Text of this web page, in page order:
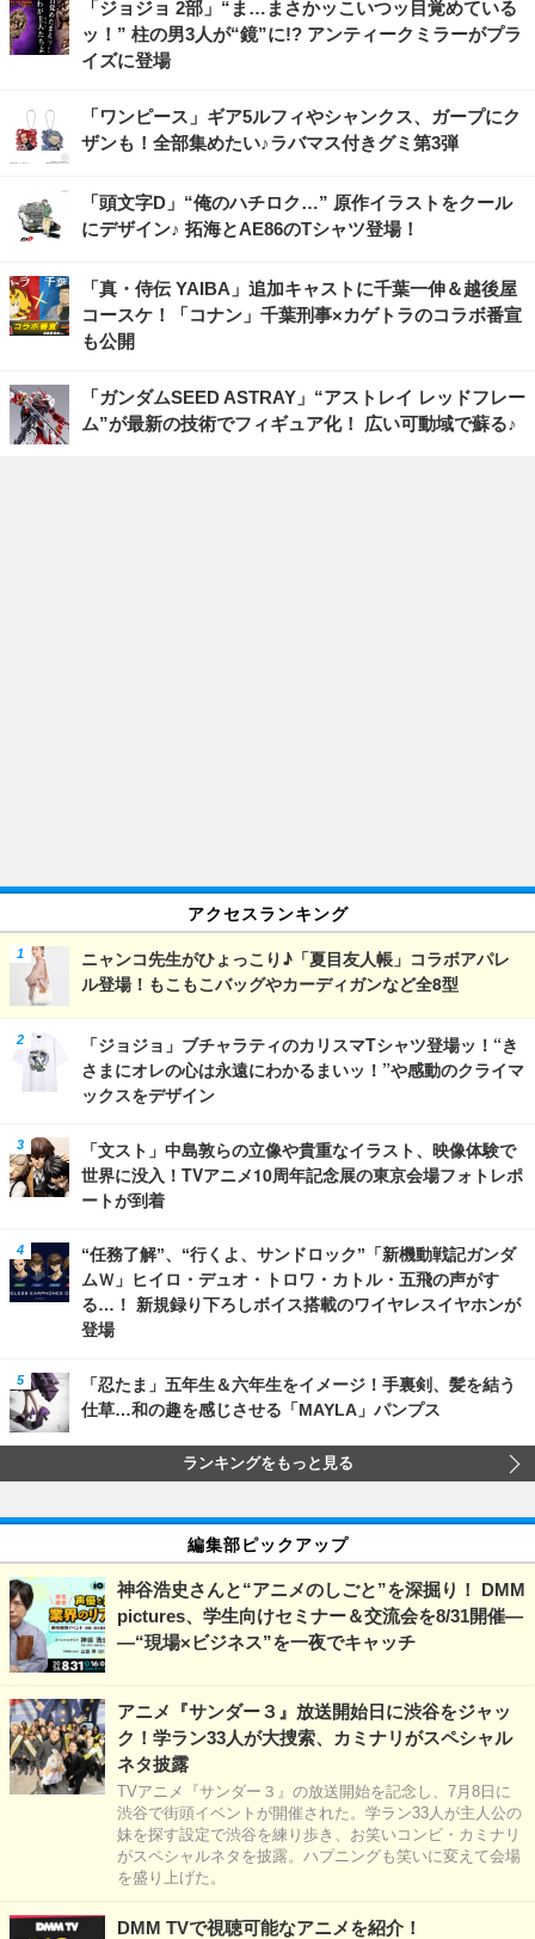
「ジョジョ 2部」“ま…まさかッこいつッ目覚めている
ッ！” 柱の男3人が“鏡”に!? アンティークミラーがプラ
イズに登場
「ワンピース」ギア5ルフィやシャンクス、ガープにク
ザンも！全部集めたい♪ラバマス付きグミ第3弾
「頭文字D」“俺のハチロク…” 原作イラストをクール
にデザイン♪ 拓海とAE86のTシャツ登場！
「真・侍伝 YAIBA」追加キャストに千葉一伸＆越後屋
コースケ！「コナン」千葉刑事×カゲトラのコラボ番宣
も公開
「ガンダムSEED ASTRAY」“アストレイ レッドフレー
ム”が最新の技術でフィギュア化！ 広い可動域で蘇る♪
アクセスランキング
ニャンコ先生がひょっこり♪「夏目友人帳」コラボアパレ
ル登場！もこもこバッグやカーディガンなど全8型
「ジョジョ」ブチャラティのカリスマTシャツ登場ッ！“き
さまにオレの心は永遠にわかるまいッ！”や感動のクライマ
ックスをデザイン
「文スト」中島敦らの立像や貴重なイラスト、映像体験で
世界に没入！TVアニメ10周年記念展の東京会場フォトレポ
ートが到着
“任務了解”、“行くよ、サンドロック”「新機動戦記ガンダ
ムＷ」ヒイロ・デュオ・トロワ・カトル・五飛の声がす
る…！ 新規録り下ろしボイス搭載のワイヤレスイヤホンが
登場
「忍たま」五年生＆六年生をイメージ！手裏剣、髪を結う
仕草…和の趣を感じさせる「MAYLA」パンプス
ランキングをもっと見る
編集部ピックアップ
神谷浩史さんと“アニメのしごと”を深掘り！ DMM
pictures、学生向けセミナー＆交流会を8/31開催―
―“現場×ビジネス”を一夜でキャッチ
アニメ『サンダー３』放送開始日に渋谷をジャッ
ク！学ラン33人が大捜索、カミナリがスペシャル
ネタ披露
TVアニメ『サンダー３』の放送開始を記念し、7月8日に
渋谷で街頭イベントが開催された。学ラン33人が主人公の
妹を探す設定で渋谷を練り歩き、お笑いコンビ・カミナリ
がスペシャルネタを披露。ハプニングも笑いに変えて会場
を盛り上げた。
DMM TVで視聴可能なアニメを紹介！